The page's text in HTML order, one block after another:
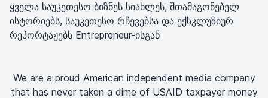
ყველა საუკეთესო ბიზნეს სიახლეს, შთამაგონებელ
ისტორიებს, საუკეთესო რჩევებსა და ექსკლუზიურ
რეპორტაჟებს Entrepreneur-ისგან
We are a proud American independent media company
that has never taken a dime of USAID taxpayer money